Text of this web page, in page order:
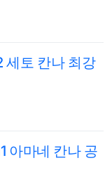
세토 칸나 최강
아마네 칸나 공